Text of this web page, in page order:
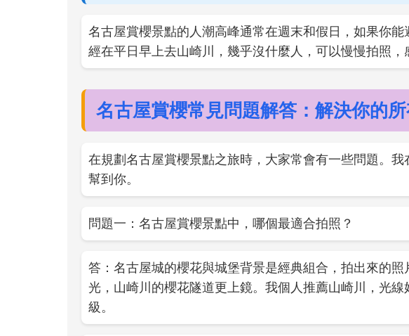
名古屋賞櫻景點的人潮高峰通常在週末和假日，如果你
經在平日早上去山崎川，幾乎沒什麼人，可以慢慢拍照，
名古屋賞櫻常見問題解答：解決你的
在規劃名古屋賞櫻景點之旅時，大家常會有一些問題。
幫到你。
問題一：名古屋賞櫻景點中，哪個最適合拍照？
答：名古屋城的櫻花與城堡背景是經典組合，拍出來的
光，山崎川的櫻花隧道更上鏡。我個人推薦山崎川，光
級。